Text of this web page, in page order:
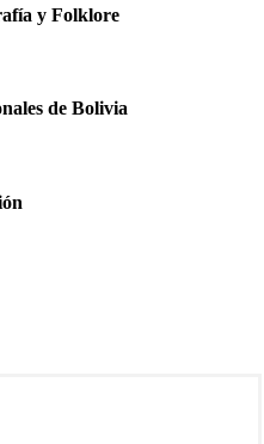
y Folklore
de Bolivia